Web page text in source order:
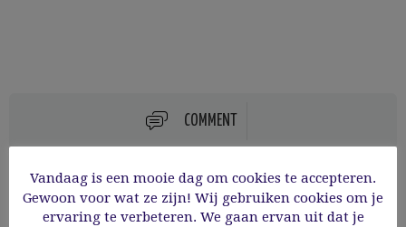
COMMENT
Vandaag is een mooie dag om cookies te accepteren.
Gewoon voor wat ze zijn! Wij gebruiken cookies om je
ervaring te verbeteren. We gaan ervan uit dat je